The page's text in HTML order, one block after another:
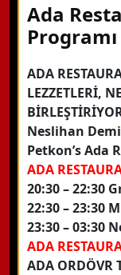
Ada
Programı
ADA
LEZZETLERİ,
Neslihan
Petkon’s Ada
ADA
20:30 – 22:30
22:30 – 23:30
23:30 – 03:30
ADA
ADA ORDÖVR